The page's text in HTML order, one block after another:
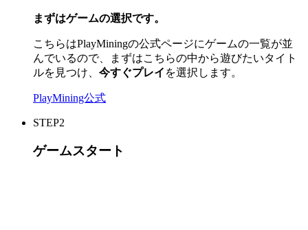
まずはゲームの選択です。
こちらはPlayMiningの公式ページにゲームの一覧が並
んでいるので、まずはこちらの中から遊びたいタイト
ルを見つけ、 今すぐプレイ を選択します。
PlayMining公式
STEP2
ゲームスタート